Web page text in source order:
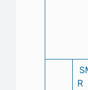
R